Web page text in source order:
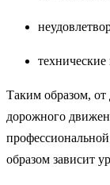
Таким образом,
дорожного
образом зависит